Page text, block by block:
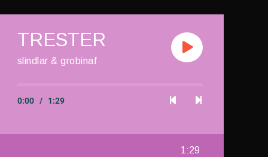
TRESTER
slindlar & grobinaf
0:00 / 1:29
1:29